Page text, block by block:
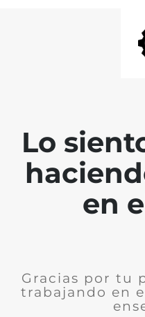
Lo
en
Gracias por tu
trabajando en